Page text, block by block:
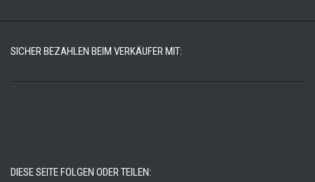
SICHER BEZAHLEN BEIM VERKÄUFER MIT:
DIESE SEITE FOLGEN ODER TEILEN: